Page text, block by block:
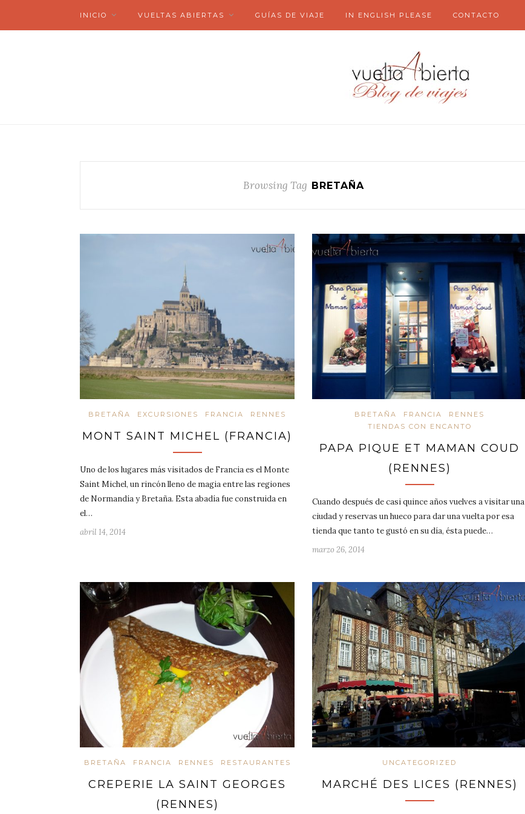
INICIO VUELTAS ABIERTAS GUÍAS DE VIAJE IN ENGLISH PLEASE CONTACTO
Browsing Tag BRETAÑA
BRETAÑA EXCURSIONES FRANCIA RENNES
MONT SAINT MICHEL (FRANCIA)
Uno de los lugares más visitados de Francia es el Monte
Saint Michel, un rincón lleno de magia entre las regiones
de Normandía y Bretaña. Esta abadía fue construida en
el…
abril 14, 2014
BRETAÑA FRANCIA
RENNES
TIENDAS CON ENCANTO
PAPA PIQUE ET MAMAN COUD
(RENNES)
Cuando después de casi quince años vuelves a visitar una
ciudad y reservas un hueco para dar una vuelta por esa
tienda que tanto te gustó en su día, ésta puede…
marzo 26, 2014
BRETAÑA FRANCIA RENNES RESTAURANTES
CREPERIE LA SAINT GEORGES
(RENNES)
UNCATEGORIZED
MARCHÉ DES LICES (RENNES)